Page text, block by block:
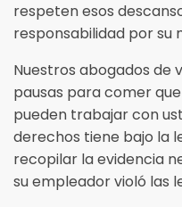
respeten esos
responsabilidad por su
Nuestros abogados de
pausas para comer
pueden trabajar con
derechos tiene bajo la
recopilar la evidencia
su empleador violó las